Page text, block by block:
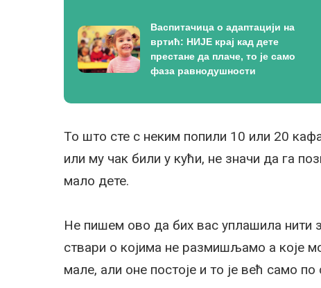
Васпитачица о адаптацији на
вртић: НИЈЕ крај кад дете
престане да плаче, то је само
фаза равнодушности
То што сте с неким попили 10 или 20
или му чак били у кући, не значи да га
мало дете.
Не пишем ово да бих вас уплашила нити
ствари о којима не размишљамо а које
мале, али оне постоје и то је већ само